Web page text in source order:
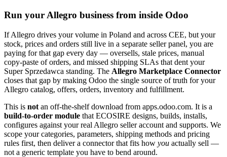
Run your Allegro business from inside Odoo
If Allegro drives your volume in Poland and across CEE, but your
stock, prices and orders still live in a separate seller panel, you are
paying for that gap every day — oversells, stale prices, manual
copy-paste of orders, and missed shipping SLAs that dent your
Super Sprzedawca standing. The Allegro Marketplace Connector
closes that gap by making Odoo the single source of truth for your
Allegro catalog, offers, orders, inventory and fulfillment.
This is not an off-the-shelf download from apps.odoo.com. It is a
build-to-order module that ECOSIRE designs, builds, installs,
configures against your real Allegro seller account and supports. We
scope your categories, parameters, shipping methods and pricing
rules first, then deliver a connector that fits how you actually sell —
not a generic template you have to bend around.